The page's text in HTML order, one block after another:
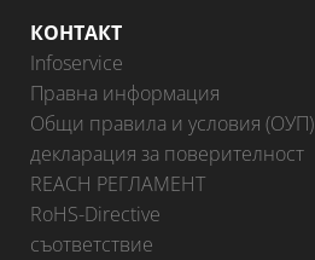
КОНТАКТ
Infoservice
Правна информация
Общи правила и условия (ОУП)
декларация за поверителност
REACH РЕГЛАМЕНТ
RoHS-Directive
съответствие